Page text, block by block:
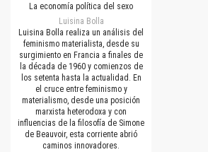
La economía política del sexo
Luisina Bolla
Luisina Bolla realiza un análisis del
feminismo materialista, desde su
surgimiento en Francia a finales de
la década de 1960 y comienzos de
los setenta hasta la actualidad. En
el cruce entre feminismo y
materialismo, desde una posición
marxista heterodoxa y con
influencias de la filosofía de Simone
de Beauvoir, esta corriente abrió
caminos innovadores.